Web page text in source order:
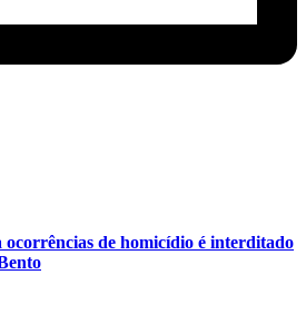
ocorrências de homicídio é interditado